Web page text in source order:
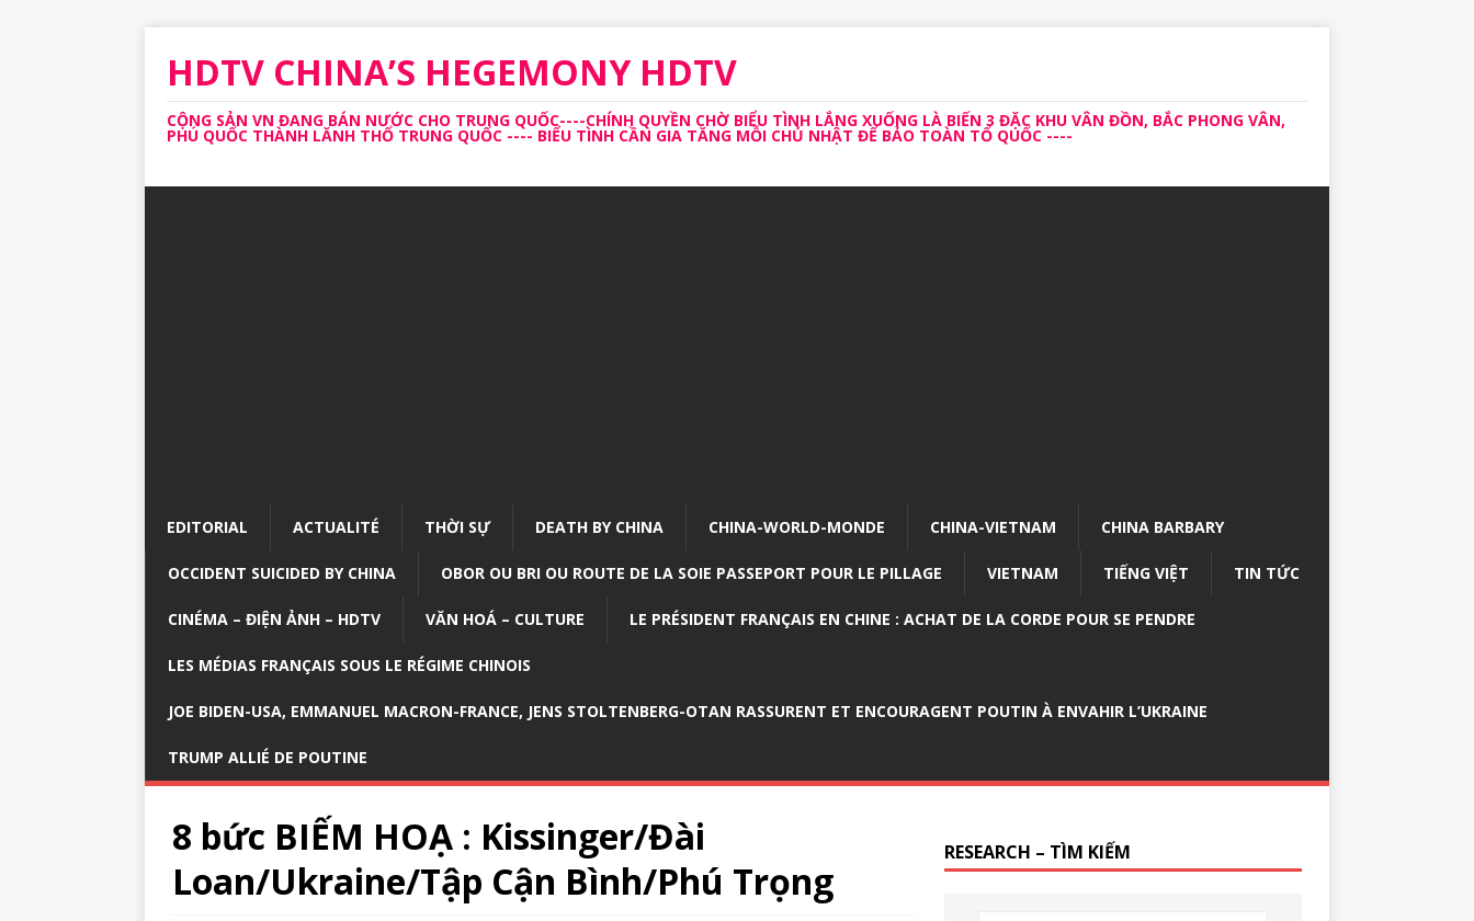
HDTV CHINA’S HEGEMONY HDTV
CỘNG SẢN VN ĐANG BÁN NƯỚC CHO TRUNG QUỐC----CHÍNH QUYỀN CHỜ BIỂU TÌNH LẮNG XUỐNG LÀ BIẾN 3 ĐẶC KHU VÂN ĐỒN, BẮC PHONG VÂN,
PHÚ QUỐC THÀNH LĂNH THỔ TRUNG QUỐC ---- BIỂU TÌNH CẦN GIA TĂNG MỖI CHỦ NHẬT ĐỂ BẢO TOÀN TỔ QUỐC ----
EDITORIAL ACTUALITÉ THỜI SỰ DEATH BY CHINA CHINA-WORLD-MONDE CHINA-VIETNAM CHINA BARBARY
OCCIDENT SUICIDED BY CHINA OBOR OU BRI OU ROUTE DE LA SOIE PASSEPORT POUR LE PILLAGE VIETNAM TIẾNG VIỆT TIN TỨC
CINÉMA – ĐIỆN ẢNH – HDTV VĂN HOÁ – CULTURE LE PRÉSIDENT FRANÇAIS EN CHINE : ACHAT DE LA CORDE POUR SE PENDRE
LES MÉDIAS FRANÇAIS SOUS LE RÉGIME CHINOIS
JOE BIDEN-USA, EMMANUEL MACRON-FRANCE, JENS STOLTENBERG-OTAN RASSURENT ET ENCOURAGENT POUTIN À ENVAHIR L’UKRAINE
TRUMP ALLIÉ DE POUTINE
8 bức BIẾM HOẠ : Kissinger/Đài
Loan/Ukraine/Tập Cận Bình/Phú Trọng
RESEARCH – TÌM KIẾM